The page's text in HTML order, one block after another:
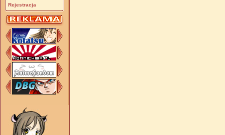
Rejestracja